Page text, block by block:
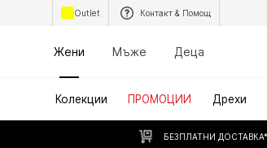
Outlet Контакт & Помощ
Жени Мъже Деца
Колекции ПРОМОЦИИ Дрехи
БЕЗПЛАТНИ